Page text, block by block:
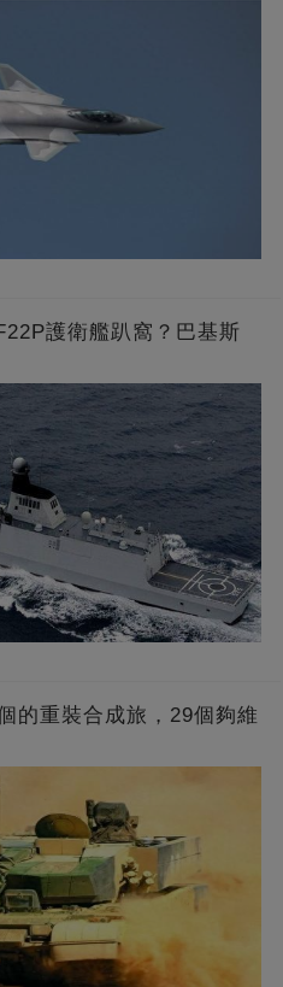
護衛艦趴窩？巴基斯
的重裝合成旅，29個夠維